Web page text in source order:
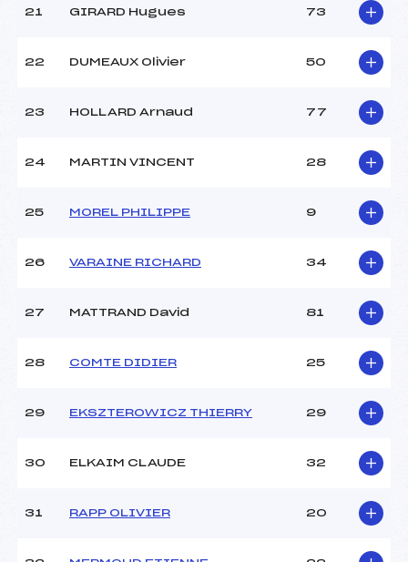
21 GIRARD Hugues 73
22 DUMEAUX Olivier 50
23 HOLLARD Arnaud 77
24 MARTIN VINCENT 28
25 MOREL PHILIPPE 9
26 VARAINE RICHARD 34
27 MATTRAND David 81
28 COMTE DIDIER 25
29 EKSZTEROWICZ THIERRY 29
30 ELKAIM CLAUDE 32
31 RAPP OLIVIER 20